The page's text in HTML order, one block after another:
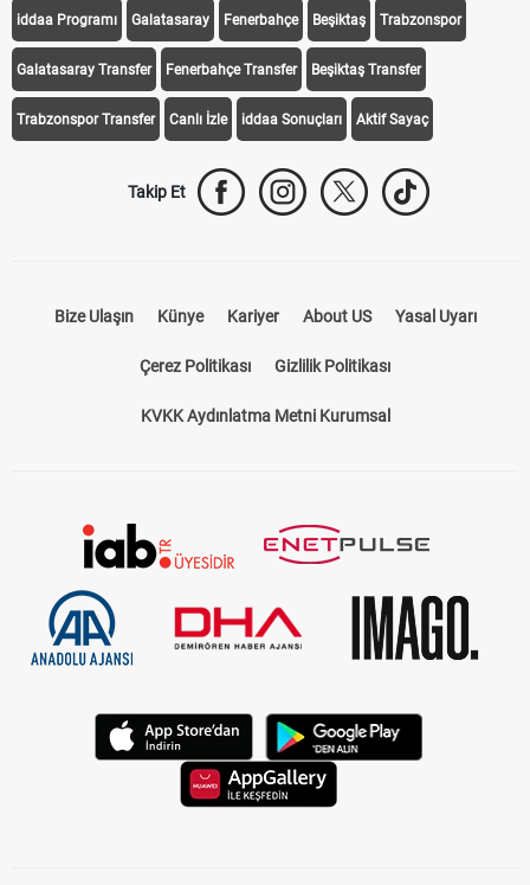
iddaa Programı Galatasaray Fenerbahçe Beşiktaş Trabzonspor
Galatasaray Transfer Fenerbahçe Transfer Beşiktaş Transfer
Trabzonspor Transfer Canlı İzle iddaa Sonuçları Aktif Sayaç
Takip Et
Bize Ulaşın Künye Kariyer About US Yasal Uyarı
Çerez Politikası Gizlilik Politikası
KVKK Aydınlatma Metni Kurumsal